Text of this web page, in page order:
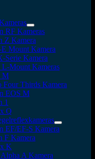
RF Kameras
Z Kamera
Mount Kamera
Serie Kamera
Mount Kameras
M
Thirds Kamera
EOS M
1
Q
EF/EF-S Kamera
F Kamera
K
A Kamera